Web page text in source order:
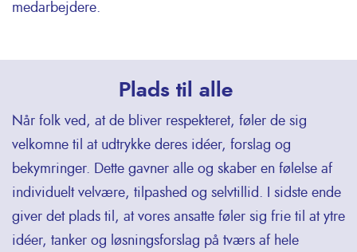
medarbejdere.
Plads til alle
Når folk ved, at de bliver respekteret, føler de sig
velkomne til at udtrykke deres idéer, forslag og
bekymringer. Dette gavner alle og skaber en følelse af
individuelt velvære, tilpashed og selvtillid. I sidste ende
giver det plads til, at vores ansatte føler sig frie til at ytre
idéer, tanker og løsningsforslag på tværs af hele